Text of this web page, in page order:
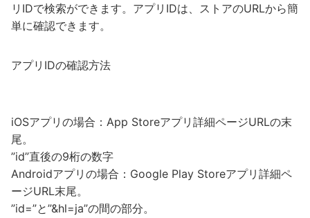
リIDで検索ができます。アプリIDは、ストアのURLから簡
単に確認できます。
アプリIDの確認方法
iOSアプリの場合：App Storeアプリ詳細ページURLの末
尾。
”id”直後の9桁の数字
Androidアプリの場合：Google Play Storeアプリ詳細ペ
ージURL末尾。
”id=”と”&hl=ja”の間の部分。